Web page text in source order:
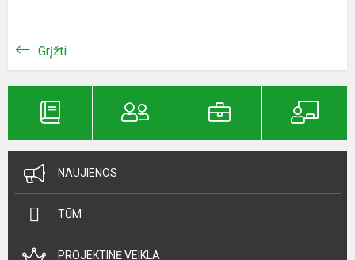
Grįžti
NAUJIENOS
TŪM
PROJEKTINĖ VEIKLA